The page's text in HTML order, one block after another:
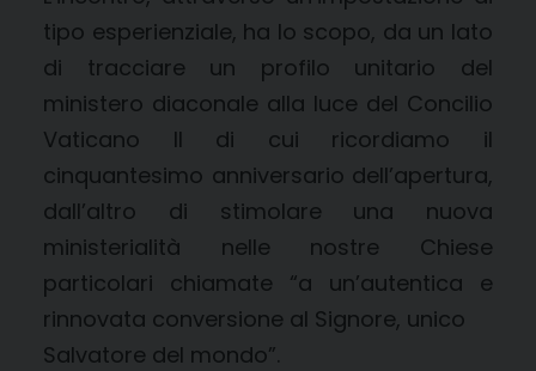
tipo esperienziale, ha lo scopo, da un lato
di tracciare un profilo unitario del
ministero diaconale alla luce del Concilio
Vaticano II di cui ricordiamo il
cinquantesimo anniversario dell’apertura,
dall’altro di stimolare una nuova
ministerialità nelle nostre Chiese
particolari chiamate “a un’autentica e
rinnovata conversione al Signore, unico
Salvatore del mondo”.